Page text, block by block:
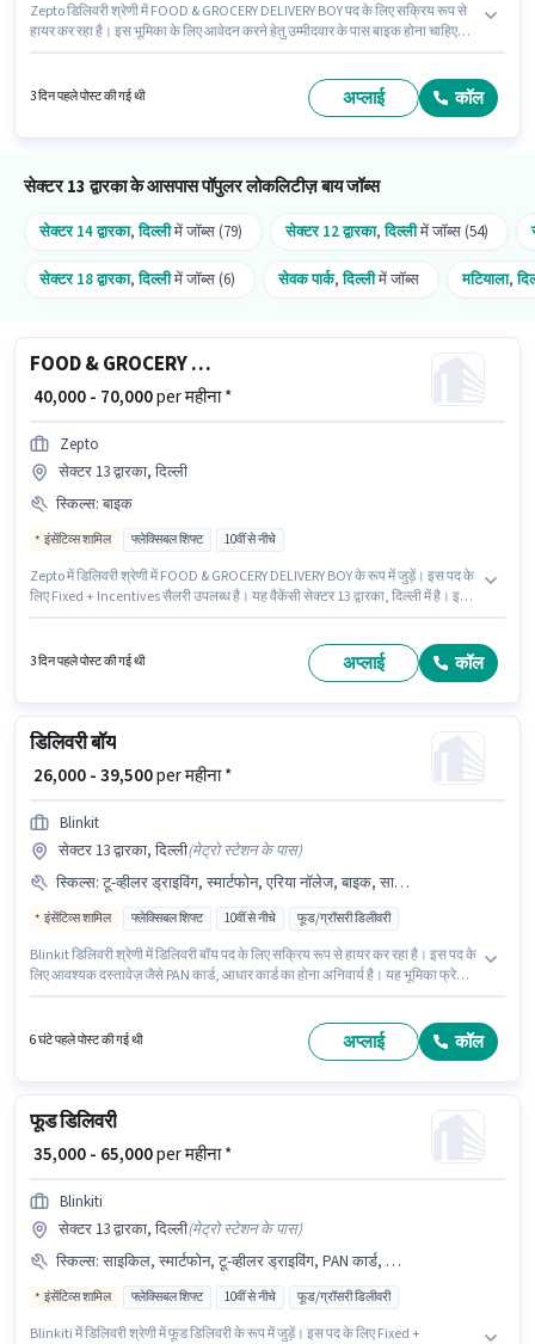
Zepto डिलिवरी श्रेणी में FOOD & GROCERY DELIVERY BOY पद के लिए सक्रिय रूप से
हायर कर रहा है। इस भूमिका के लिए आवेदन करने हेतु उम्मीदवार के पास बाइक होना चाहिए।
Incentives सैलरी उपलब्ध है।
3 दिन पहले पोस्ट की गई थी अप्लाई कॉल
सेक्टर 13 द्वारका के आसपास पॉपुलर लोकलिटीज़ बाय जॉब्स
सेक्टर 14 द्वारका,दिल्लीमें जॉब्स (79) सेक्टर 12 द्वारका,दिल्लीमें जॉब्स (54)
सेक्टर 18 द्वारका,दिल्लीमें जॉब्स (6) सेवक पार्क,दिल्लीमें जॉब्स मटियाला,
FOOD & GROCERY DELIVERY BOY
₹ 40,000 - 70,000per महीना *
Zepto
सेक्टर 13 द्वारका, दिल्ली
स्किल्स: बाइक
इंसेंटिव्स शामिल फ्लेक्सिबल शिफ्ट 10वीं से नीचे
Zepto में डिलिवरी श्रेणी में FOOD & GROCERY DELIVERY BOY के रूप में जुड़ें। इस पद के
लिए Fixed + Incentives सैलरी उपलब्ध है। यह वैकेंसी सेक्टर 13 द्वारका, दिल्ली में है। इस
3 दिन पहले पोस्ट की गई थी अप्लाई कॉल
डिलिवरी बॉय
₹ 26,000 - 39,500per महीना *
Blinkit
सेक्टर 13 द्वारका, दिल्ली(मेट्रो स्टेशन के पास)
स्किल्स: टू-व्हीलर ड्राइविंग, स्मार्टफोन, एरिया नॉलेज, बाइक, साइकिल, आधार कार्ड, PAN कार्ड
इंसेंटिव्स शामिल फ्लेक्सिबल शिफ्ट 10वीं से नीचे फूड/ग्रॉसरी डिलीवरी
Blinkit डिलिवरी श्रेणी में डिलिवरी बॉय पद के लिए सक्रिय रूप से हायर कर रहा है। इस पद के
लिए आवश्यक दस्तावेज़ जैसे PAN कार्ड, आधार कार्ड का होना अनिवार्य है। यह भूमिका फ्रेशर
हैं। इस भूमिका के लिए आवेदक के पास एरिया नॉलेज, टू-व्हीलर ड्राइविंग जैसी स्किल्स होनी
6 घंटे पहले पोस्ट की गई थी अप्लाई कॉल
फूड डिलिवरी
₹ 35,000 - 65,000per महीना *
Blinkiti
सेक्टर 13 द्वारका, दिल्ली(मेट्रो स्टेशन के पास)
स्किल्स: साइकिल, स्मार्टफोन, टू-व्हीलर ड्राइविंग, PAN कार्ड, बाइक, 2-व्हीलर ड्राइविंग लाइसेंस, आधार कार्ड, बैंक अकाउंट
इंसेंटिव्स शामिल फ्लेक्सिबल शिफ्ट 10वीं से नीचे फूड/ग्रॉसरी डिलीवरी
Blinkiti में डिलिवरी श्रेणी में फूड डिलिवरी के रूप में जुड़ें। इस पद के लिए Fixed +